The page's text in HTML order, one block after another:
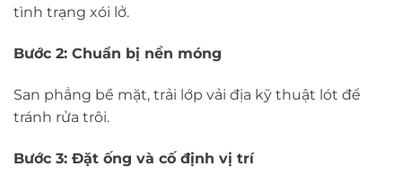
tình trạng xói lở.
Bước 2: Chuẩn bị nền móng
San phẳng bề mặt, trải lớp vải địa kỹ thuật lót để
tránh rửa trôi.
Bước 3: Đặt ống và cố định vị trí